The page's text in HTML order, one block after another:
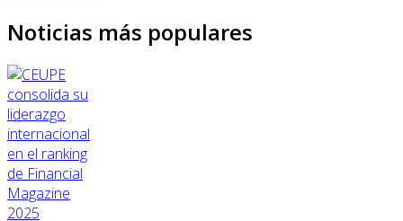
Noticias más populares